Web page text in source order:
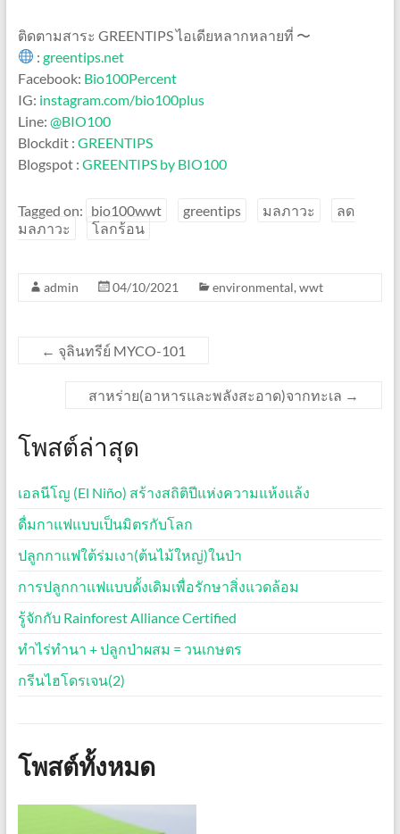
ติดตามสาระ GREENTIPS ไอเดียหลากหลายที่ 〜
: greentips.net
Facebook: Bio100Percent
IG: instagram.com/bio100plus
Line: @BIO100
Blockdit : GREENTIPS
Blogspot : GREENTIPS by BIO100
Tagged on: bio100wwt greentips มลภาวะ
ลด
มลภาวะ
โลกร้อน
admin 04/10/2021 environmental, wwt
← จุลินทรีย์ MYCO-101
สาหร่าย(อาหารและพลังสะอาด)จากทะเล →
โพสต์ล่าสุด
เอลนีโญ (El Niño) สร้างสถิติปีแห่งความแห้งแล้ง
ดื่มกาแฟแบบเป็นมิตรกับโลก
ปลูกกาแฟใต้ร่มเงา(ต้นไม้ใหญ่)ในป่า
การปลูกกาแฟแบบดั้งเดิมเพื่อรักษาสิ่งแวดล้อม
รู้จักกับ Rainforest Alliance Certified
ทำไร่ทำนา + ปลูกป่าผสม = วนเกษตร
กรีนไฮโดรเจน(2)
โพสต์ทั้งหมด